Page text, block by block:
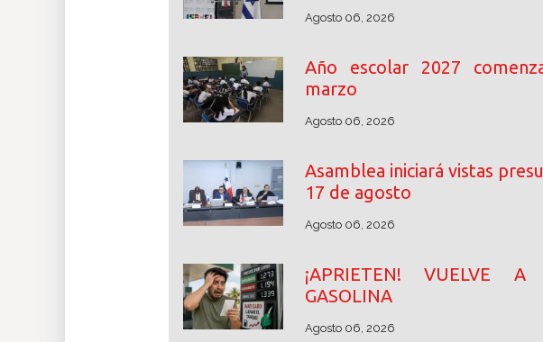
Agosto 06, 2026
Año escolar 2027
marzo
Agosto 06, 2026
Asamblea iniciará vistas
17 de agosto
Agosto 06, 2026
¡APRIETEN! VUELVE
GASOLINA
Agosto 06, 2026